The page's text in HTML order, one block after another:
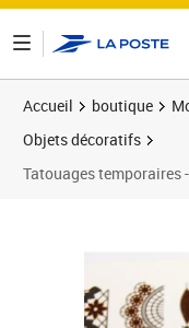
Accueil boutique
Objets décoratifs
Tatouages temporaires